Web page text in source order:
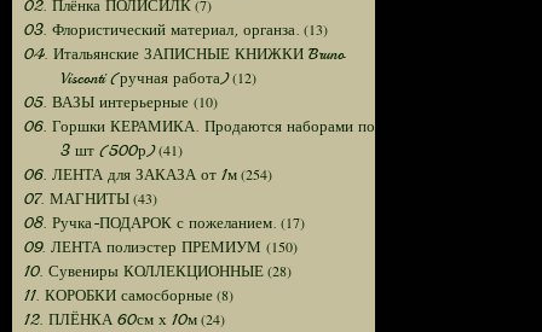
02. Плёнка ПОЛИСИЛК(7)
03. Флористический материал, органза. (13)
04. Итальянские ЗАПИСНЫЕ КНИЖКИ Bruno
Visconti (ручная работа)(12)
05. ВАЗЫ интерьерные (10)
06. Горшки КЕРАМИКА. Продаются наборами по
3 шт (500р)(41)
06. ЛЕНТА для ЗАКАЗА от 1м(254)
07. МАГНИТЫ(43)
08. Ручка-ПОДАРОК с пожеланием. (17)
09. ЛЕНТА полиэстер ПРЕМИУМ (150)
10. Сувениры КОЛЛЕКЦИОННЫЕ(28)
11. КОРОБКИ самосборные(8)
12. ПЛЁНКА 60см х 10м(24)